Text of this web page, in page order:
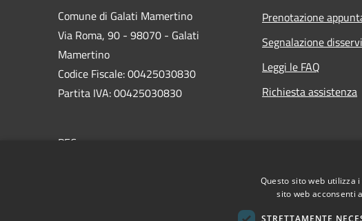
Comune di Galati Mamertino
Via Roma, 90 - 98070 - Galati
Mamertino
Codice Fiscale: 00425030830
Partita IVA: 00425030830
PEC:
Prenotazione
Segnalazione
Leggi le FAQ
Richiesta assistenza
Questo sito web utilizza
sito web acconsenti
STRETTAMENTE